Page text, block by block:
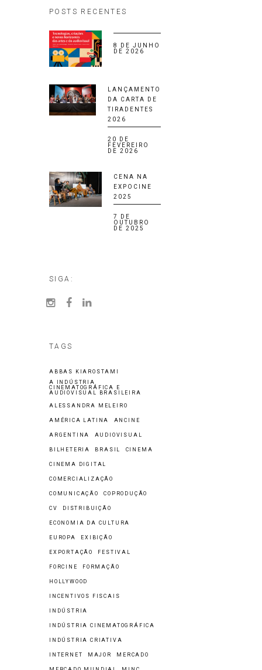
POSTS RECENTES
8 DE JUNHO
DE 2026
LANÇAMENTO
DA CARTA DE
TIRADENTES
2026
20 DE
FEVEREIRO
DE 2026
CENA NA
EXPOCINE
2025
7 DE
OUTUBRO
DE 2025
SIGA:
TAGS
ABBAS KIAROSTAMI
A INDÚSTRIA
CINEMATOGRÁFICA E
AUDIOVISUAL BRASILEIRA
ALESSANDRA MELEIRO
AMÉRICA LATINA ANCINE
ARGENTINA AUDIOVISUAL
BILHETERIA BRASIL CINEMA
CINEMA DIGITAL
COMERCIALIZAÇÃO
COMUNICAÇÃO COPRODUÇÃO
CV DISTRIBUIÇÃO
ECONOMIA DA CULTURA
EUROPA EXIBIÇÃO
EXPORTAÇÃO FESTIVAL
FORCINE FORMAÇÃO
HOLLYWOOD
INCENTIVOS FISCAIS
INDÚSTRIA
INDÚSTRIA CINEMATOGRÁFICA
INDÚSTRIA CRIATIVA
INTERNET MAJOR MERCADO